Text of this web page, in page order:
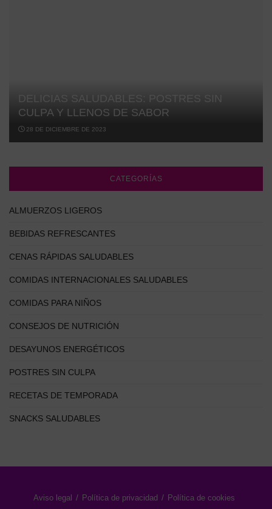
DELICIAS SALUDABLES: POSTRES SIN
CULPA Y LLENOS DE SABOR
28 DE DICIEMBRE DE 2023
CATEGORÍAS
ALMUERZOS LIGEROS
BEBIDAS REFRESCANTES
CENAS RÁPIDAS SALUDABLES
COMIDAS INTERNACIONALES SALUDABLES
COMIDAS PARA NIÑOS
CONSEJOS DE NUTRICIÓN
DESAYUNOS ENERGÉTICOS
POSTRES SIN CULPA
RECETAS DE TEMPORADA
SNACKS SALUDABLES
Aviso legal Política de privacidad Política de cookies